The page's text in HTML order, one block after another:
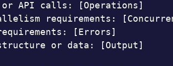
or API calls: [Operations]
requirements:
[Errors]
or data: [Output]